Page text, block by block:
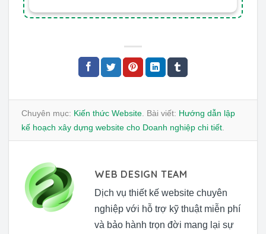
Chuyên mục: Kiến thức Website . Bài viết: Hướng dẫn lập
kế hoạch xây dựng website cho Doanh nghiệp chi tiết
WEB DESIGN TEAM
Dịch vụ thiết kế website chuyên
nghiệp với hỗ trợ kỹ thuật miễn phí
và bảo hành trọn đời mang lại sự